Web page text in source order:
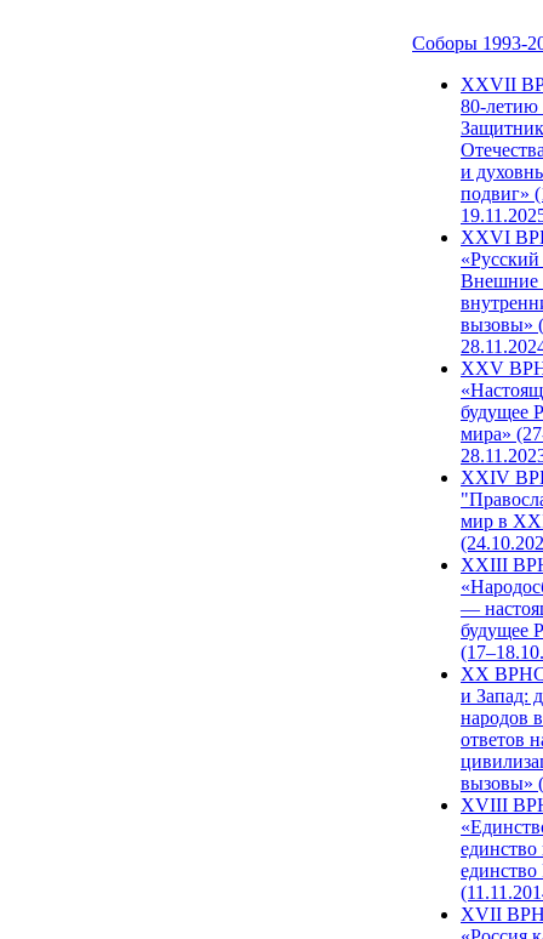
Соборы 1993-
ХХVII
80-
и
подвиг»
XXVI
Внешние
вызовы»
XXV
будущее
мира»
XXIV
мир в
XXIII
—
будущее
XX ВРНС
и Запад:
народов
ответов
вызовы»
XVIII
единство
единство
XVII